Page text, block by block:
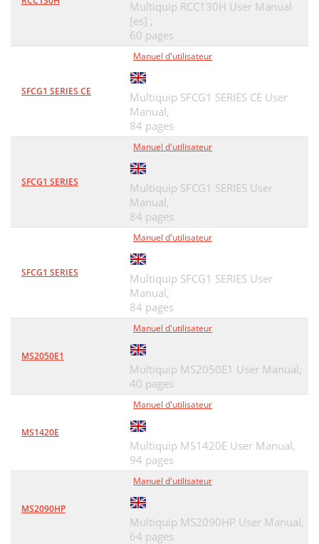
Multiquip RCC130H User Manual
[es] ,
60 pages
SFCG1 SERIES CE
Manuel d'utilisateur
Multiquip SFCG1 SERIES CE User
Manual,
84 pages
SFCG1 SERIES
Manuel d'utilisateur
Multiquip SFCG1 SERIES User
Manual,
84 pages
SFCG1 SERIES
Manuel d'utilisateur
Multiquip SFCG1 SERIES User
Manual,
84 pages
MS2050E1
Manuel d'utilisateur
Multiquip MS2050E1 User Manual,
40 pages
MS1420E
Manuel d'utilisateur
Multiquip MS1420E User Manual,
94 pages
MS2090HP
Manuel d'utilisateur
Multiquip MS2090HP User Manual,
64 pages